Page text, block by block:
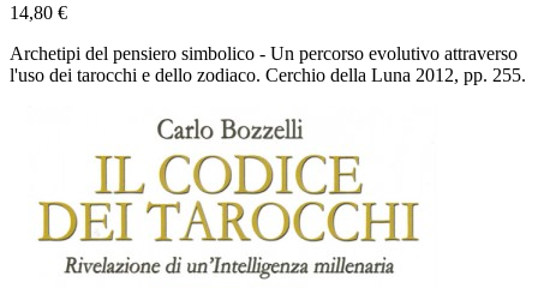
14,80 €
Archetipi del pensiero simbolico - Un percorso evolutivo attraverso
l'uso dei tarocchi e dello zodiaco. Cerchio della Luna 2012, pp. 255.